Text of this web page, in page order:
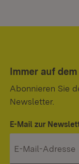
Immer auf
Abonnieren Sie
Newsletter.
E-Mail zur